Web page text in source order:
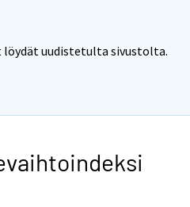
löydät uudistetulta sivustolta.